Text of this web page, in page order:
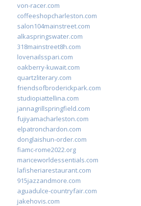
von-racer.com
coffeeshopcharleston.com
salon104mainstreet.com
alkaspringswater.com
318mainstreet8h.com
lovenailsspari.com
oakberry-kuwait.com
quartzliterary.com
friendsofbroderickpark.com
studiopiattellina.com
jannagrillspringfield.com
fujiyamacharleston.com
elpatronchardon.com
donglaishun-order.com
fiamc-rome2022.org
mariceworldessentials.com
lafisheriarestaurant.com
915jazzandmore.com
aguadulce-countryfair.com
jakehovis.com